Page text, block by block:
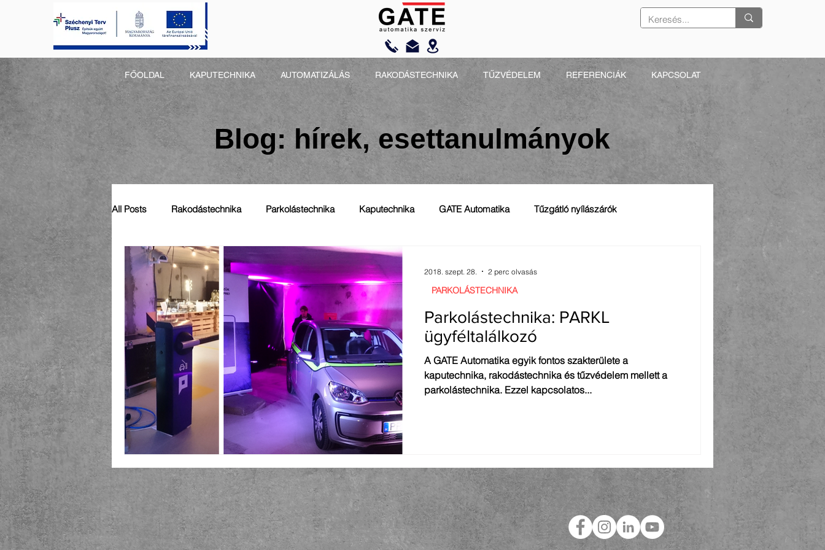
FŐOLDAL KAPUTECHNIKA AUTOMATIZÁLÁS RAKODÁSTECHNIKA TŰZVÉDELEM REFERENCIÁK KAPCSOLAT
Blog: hírek, esettanulmányok
All Posts Rakodástechnika Parkolástechnika Kaputechnika GATE Automatika Tűzgátló nyílászárók
Automatizálás Általános
Parkolástechnika: PARKL
ügyféltalálkozó
A GATE Automatika egyik fontos szakterülete a
kaputechnika, rakodástechnika és tűzvédelem mellett a
parkolástechnika. Ezzel kapcsolatos...
PARKOLÁSTECHNIKA
2018. szept. 28. 2 perc olvasás